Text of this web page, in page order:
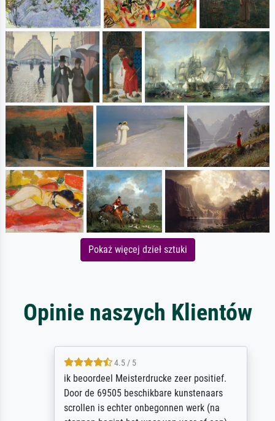
Pokaż więcej dzieł sztuki
Opinie naszych Klientów
4.5 / 5
ik beoordeel Meisterdrucke zeer positief.
Door de 69505 beschikbare kunstenaars
scrollen is echter onbegonnen werk (na